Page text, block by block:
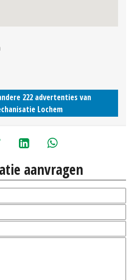
222 advertenties van
Lochem
aanvragen